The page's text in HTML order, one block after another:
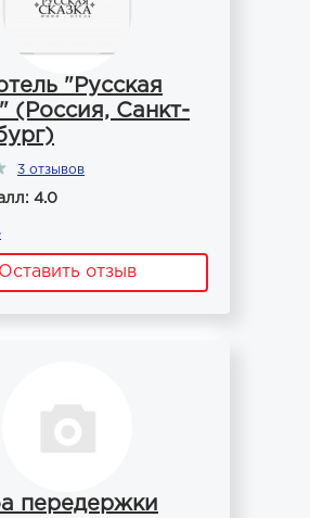
"Русская
(Россия, Санкт-
3 отзывов
4.0
Оставить отзыв
передержки